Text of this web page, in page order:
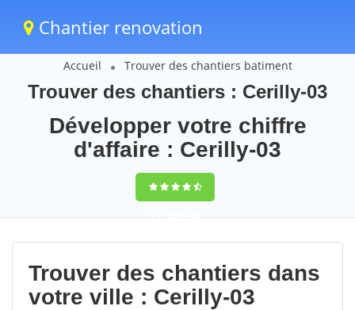
Chantier renovation
Accueil Trouver des chantiers batiment
Trouver des chantiers : Cerilly-03
Développer votre chiffre
d'affaire : Cerilly-03
9,5(100%)63
votes
Trouver des chantiers dans
votre ville : Cerilly-03